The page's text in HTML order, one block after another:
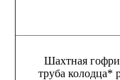
Шахтная
труба колодца*